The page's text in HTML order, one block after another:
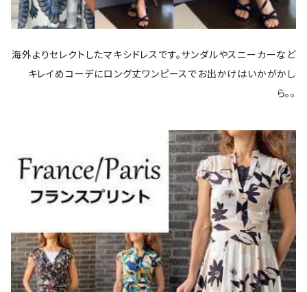
海外よりセレクトしたマキシドレスです。サンダルやスニーカーなど
キレイめコーデにロング丈ワンピースでお出かけはいかがかし
ら。。